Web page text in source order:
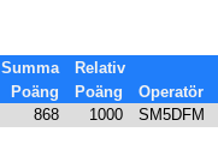
Summa
Relativ
Poäng Poäng Operatör
868 1000 SM5DFM